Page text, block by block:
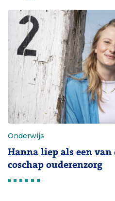
Onderwijs
Hanna liep als een van
coschap ouderenzorg